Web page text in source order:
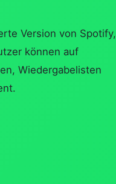
Version von Spotify,
können auf
Wiedergabelisten